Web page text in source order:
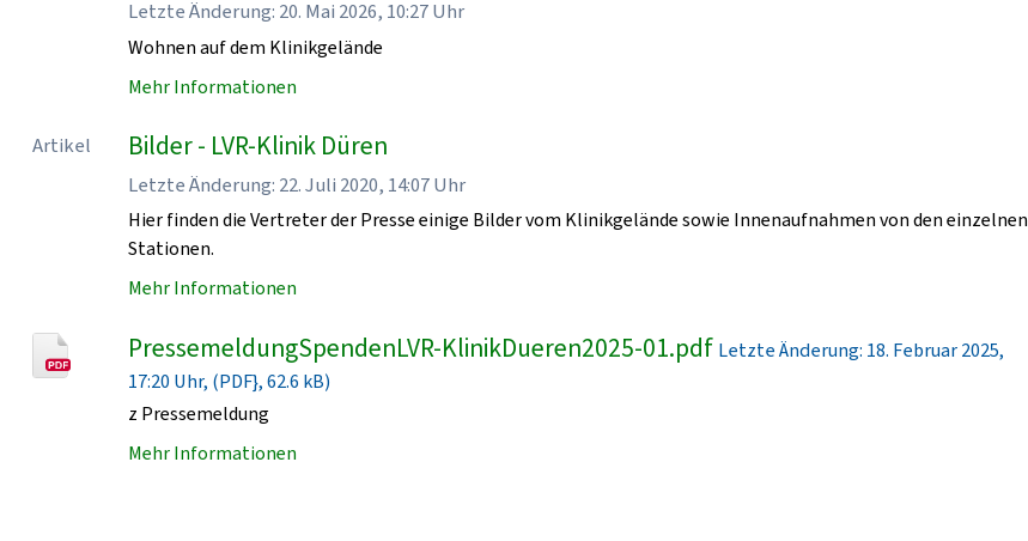
Letzte Änderung: 20. Mai 2026, 10:27 Uhr
Wohnen auf dem Klinikgelände
Mehr Informationen
Artikel Bilder - LVR-Klinik Düren
Letzte Änderung: 22. Juli 2020, 14:07 Uhr
Hier finden die Vertreter der Presse einige Bilder vom Klinikgelände sowie Innenaufnahmen von den einzelnen
Stationen.
Mehr Informationen
PressemeldungSpendenLVR-KlinikDueren2025-01.pdf Letzte Änderung: 18. Februar 2025,
17:20 Uhr, (PDF}, 62.6 kB)
z Pressemeldung
Mehr Informationen